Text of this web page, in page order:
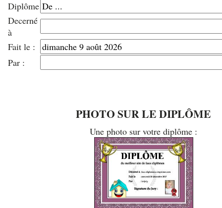
Diplôme
Decerné
à
Fait le :
Par :
PHOTO SUR LE DIPLÔME
Une photo sur votre diplôme :